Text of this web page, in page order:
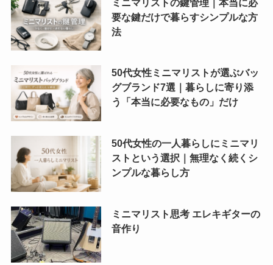
要な鍵だけで暮らすシンプルな方
法
50代女性ミニマリストが選ぶバッ
グブランド7選｜暮らしに寄り添
う「本当に必要なもの」だけ
50代女性の一人暮らしにミニマリ
ストという選択｜無理なく続くシ
ンプルな暮らし方
ミニマリスト思考 エレキギターの
音作り